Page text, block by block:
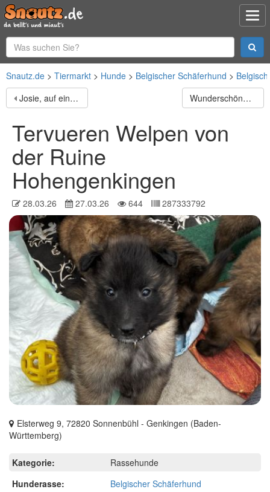
Snautz.de Tiermarkt Hunde Belgischer Schäferhund
Josie, auf einer Pflegestelle in Hamburg
Wunderschönes Zwergspitz (Pomeranian) Mädchen
Tervueren Welpen von
der Ruine
Hohengenkingen
28.03.26 27.03.26 644 287333792
Elsterweg 9, 72820 Sonnenbühl - Genkingen (Baden-
Württemberg)
Kategorie:
Rassehunde
Hunderasse:
Belgischer Schäferhund